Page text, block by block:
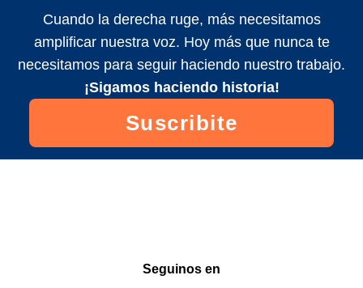
Cuando la derecha ruge, más necesitamos
amplificar nuestra voz. Hoy más que nunca te
necesitamos para seguir haciendo nuestro trabajo.
¡Sigamos haciendo historia!
Suscribite
Seguinos en